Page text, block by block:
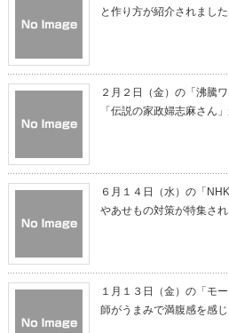
と作り方が紹介されまし
２月２日（金）の「沸騰
「伝説の家政婦志麻さん
６月１４日（水）の「
やあせもの対策が特集さ
１月１３日（金）の「モ
師がうまみで満腹感を感